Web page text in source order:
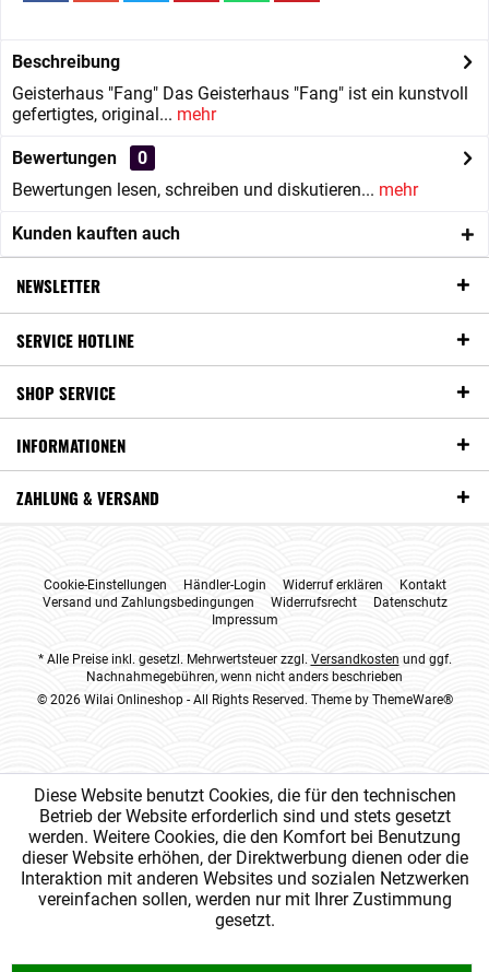
Beschreibung
Geisterhaus "Fang" Das Geisterhaus "Fang" ist ein kunstvoll
gefertigtes, original... mehr
Bewertungen
0
Bewertungen lesen, schreiben und diskutieren... mehr
Kunden kauften auch
NEWSLETTER
SERVICE HOTLINE
SHOP SERVICE
INFORMATIONEN
ZAHLUNG & VERSAND
Cookie-Einstellungen Händler-Login Widerruf erklären
Kontakt
Versand und Zahlungsbedingungen
Widerrufsrecht
Datenschutz
Impressum
* Alle Preise inkl. gesetzl. Mehrwertsteuer zzgl. Versandkosten und ggf.
Nachnahmegebühren, wenn nicht anders beschrieben
© 2026 Wilai Onlineshop - All Rights Reserved. Theme by ThemeWare®
Diese Website benutzt Cookies, die für den technischen
Betrieb der Website erforderlich sind und stets gesetzt
werden. Weitere Cookies, die den Komfort bei Benutzung
dieser Website erhöhen, der Direktwerbung dienen oder die
Interaktion mit anderen Websites und sozialen Netzwerken
vereinfachen sollen, werden nur mit Ihrer Zustimmung
gesetzt.